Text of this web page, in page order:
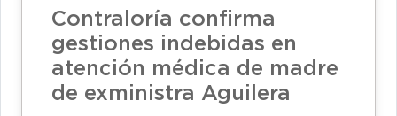
Contraloría confirma
gestiones indebidas en
atención médica de madre
de exministra Aguilera